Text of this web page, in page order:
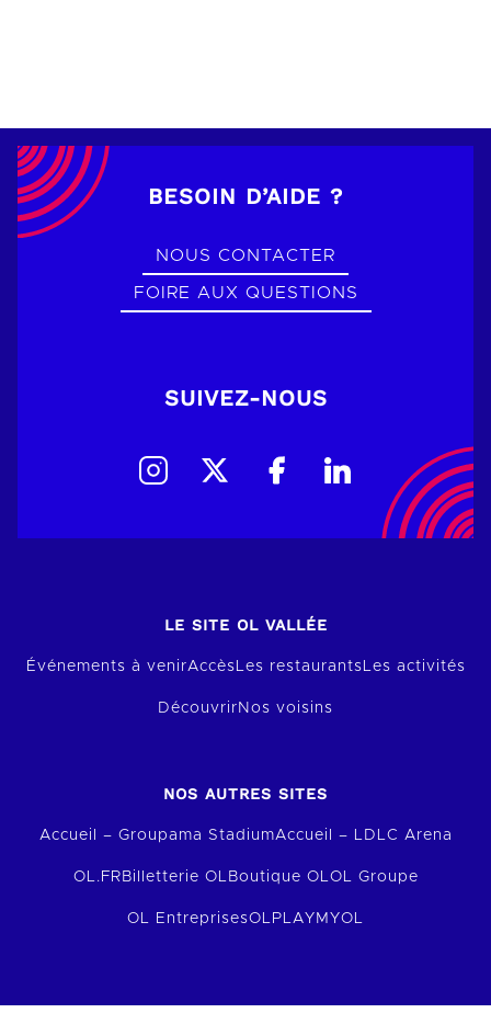
BESOIN D’AIDE ?
NOUS CONTACTER
FOIRE AUX QUESTIONS
SUIVEZ-NOUS
LE SITE OL VALLÉE
Événements à venirAccès Les restaurants Les activités
Découvrir Nos voisins
NOS AUTRES SITES
Accueil – Groupama StadiumAccueil – LDLC Arena
OL.FR Billetterie OL Boutique OL OL Groupe
OL EntreprisesOLPLAY MYOL